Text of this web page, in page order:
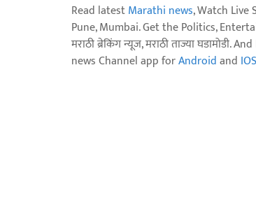
Read latestMarathi news, Watch Live
Pune, Mumbai. Get the Politics,
मराठी ब्रेकिंग न्यूज, मराठी ताज्या
news Channel app forAndroidand IOS